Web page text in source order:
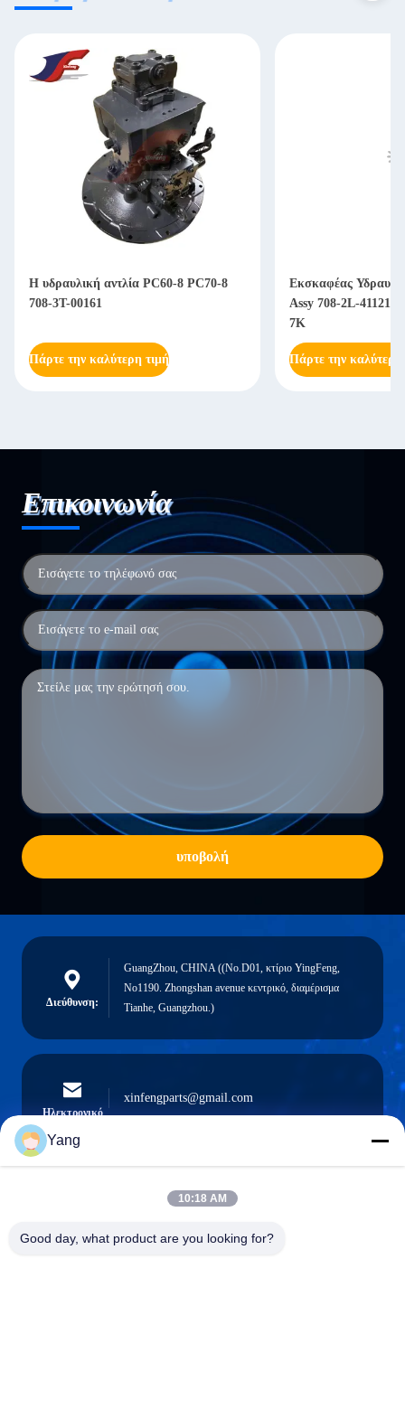
Η υδραυλική αντλία PC60-8 PC70-8
708-3T-00161
Πάρτε την καλύτερη τιμή
Εκσκαφέας
Assy 708-2L-41121
7K
Πάρτε την καλύτερη
Επικοινωνία
υποβολή
Διεύθυνση:
GuangZhou, CHINA ((No.D01, κτίριο YingFeng,
No1190. Zhongshan avenue κεντρικό, διαμέρισμα
Tianhe, Guangzhou.)
Ηλεκτρονικό
xinfengparts@gmail.com
0086-189-9844-3486
Yang
10:18 AM
Good day, what product are you looking for?